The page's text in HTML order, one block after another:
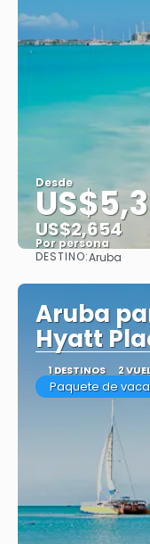
Desde
US$2,654
Por persona
DESTINO:Aruba
Aruba
Hyatt
1 DESTINOS 2
Paquete de